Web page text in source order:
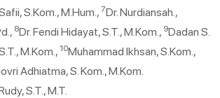
S.Kom., M.Hum.,7Dr. Nurdiansah.,
8Dr. Fendi Hidayat, S.T., M.Kom., 9Dadan S.
M.Kom.,10Muhammad Ikhsan, S.Kom.,
Adhiatma, S. Kom., M.Kom.
S.T., M.T.